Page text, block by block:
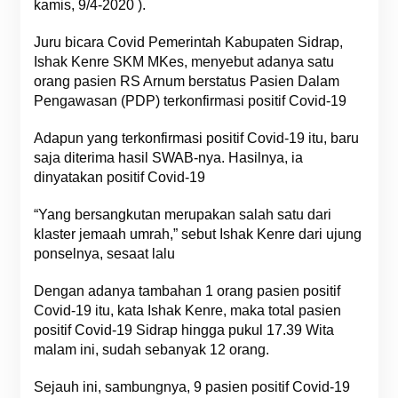
kamis, 9/4-2020 ).
Juru bicara Covid Pemerintah Kabupaten Sidrap,
Ishak Kenre SKM MKes, menyebut adanya satu
orang pasien RS Arnum berstatus Pasien Dalam
Pengawasan (PDP) terkonfirmasi positif Covid-19
Adapun yang terkonfirmasi positif Covid-19 itu, baru
saja diterima hasil SWAB-nya. Hasilnya, ia
dinyatakan positif Covid-19
“Yang bersangkutan merupakan salah satu dari
klaster jemaah umrah,” sebut Ishak Kenre dari ujung
ponselnya, sesaat lalu
Dengan adanya tambahan 1 orang pasien positif
Covid-19 itu, kata Ishak Kenre, maka total pasien
positif Covid-19 Sidrap hingga pukul 17.39 Wita
malam ini, sudah sebanyak 12 orang.
Sejauh ini, sambungnya, 9 pasien positif Covid-19